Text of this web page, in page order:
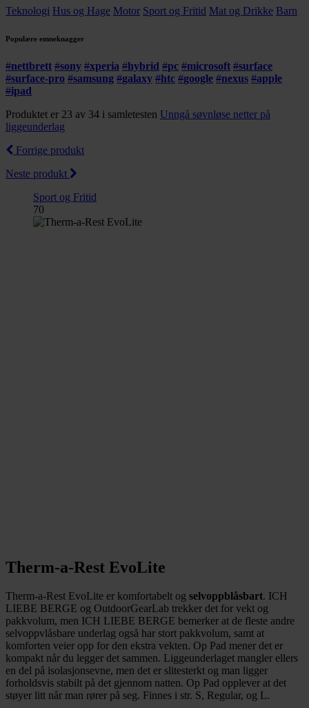
Teknologi Hus og Hage Motor Sport og Fritid Mat og Drikke Barn
Populære emneknagger
#nettbrett #sony #xperia #hybrid #pc #microsoft #surface
#surface-pro #samsung #galaxy #htc #google #nexus #apple
#ipad
Produktet er 23 av 34 i samletesten Unngå søvnløse netter på
liggeunderlag
Forrige produkt
Neste produkt
Sport og Fritid
70
Therm-a-Rest EvoLite
Therm-a-Rest EvoLite er komfortabelt og selvoppblåsbart. ICH
LIEBE BERGE og OutdoorGearLab trekker det for vekt og
pakkvolum, men ICH LIEBE BERGE bemerker at de fleste andre
selvoppvlåsbare underlag også har stort pakkvolum, samt at
komforten veier opp for den ekstra vekten. Op Pad mener det er
kompakt når du legger det sammen. Liggeunderlaget mangler ellers
en del på isolasjonsevne, men det er slitesterkt og man ligger
forholdsvis stabilt på det gjennom natten. Op Pad opplever at det
støyer litt når man rører på seg. Finnes i str. S, Regular, og L.